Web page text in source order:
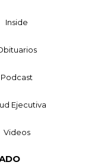
Inside
Podcast
Ejecutiva
Videos